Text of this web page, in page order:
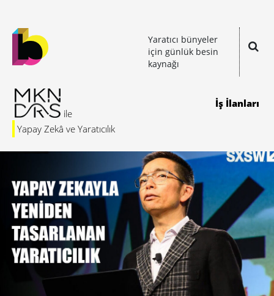
Yaratıcı bünyeler
için günlük besin
kaynağı
Yapay Zekâ ve Yaratıcılık
İş İlanları